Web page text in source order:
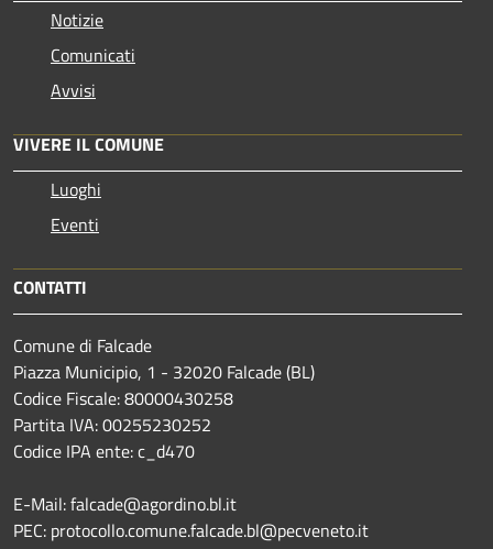
Notizie
Comunicati
Avvisi
VIVERE IL COMUNE
Luoghi
Eventi
CONTATTI
Comune di Falcade
Piazza Municipio, 1 - 32020 Falcade (BL)
Codice Fiscale: 80000430258
Partita IVA: 00255230252
Codice IPA ente: c_d470
E-Mail: falcade@agordino.bl.it
PEC: protocollo.comune.falcade.bl@pecveneto.it